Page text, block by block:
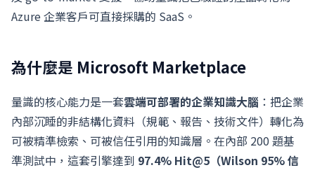
Azure 企業客戶可直接採購的 SaaS。
為什麼是 Microsoft Marketplace
量識的核心能力是一套雲端可部署的企業知識大腦 ：把企業
內部沉睡的非結構化資料（規範、報告、技術文件）轉化為
可被精準檢索、可被信任引用的知識層。在內部 200 題基
準測試中，這套引擎達到 97.4% Hit@5（Wilson 95% 信